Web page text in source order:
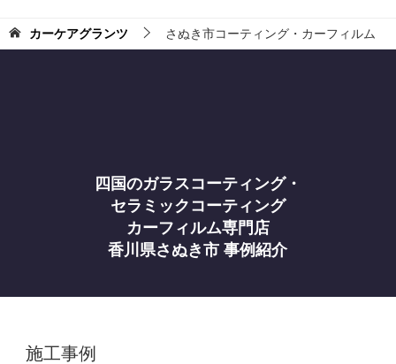
カーケアグランツ さぬき市コーティング・カーフィルム
四国のガラスコーティング・
セラミックコーティング
カーフィルム専門店
香川県さぬき市 事例紹介
施工事例